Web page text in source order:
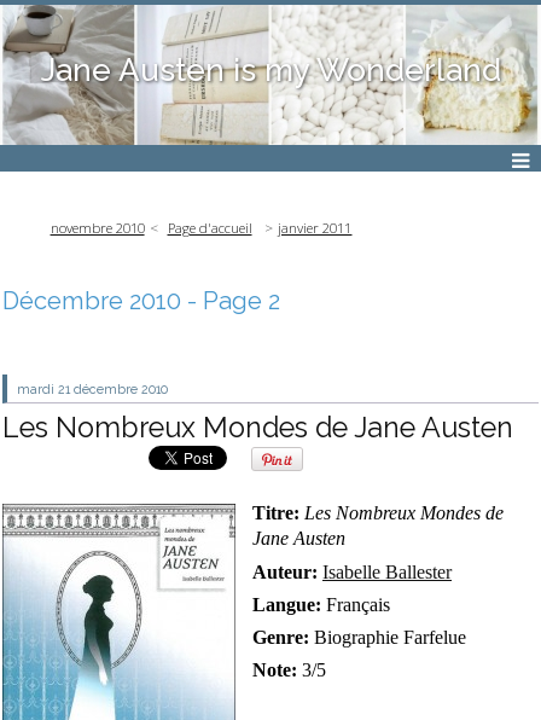
Jane Austen is my Wonderland
novembre 2010 Page d'accueil janvier 2011
Décembre 2010 - Page 2
mardi 21 décembre 2010
Les Nombreux Mondes de Jane Austen
Titre: Les Nombreux Mondes de
Jane Austen
Auteur: Isabelle Ballester
Langue: Français
Genre: Biographie Farfelue
Note: 3/5